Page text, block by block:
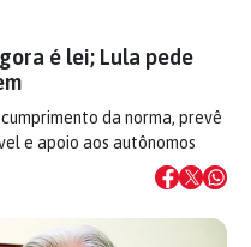
é lei; Lula pede
da norma, prevê
e apoio aos autônomos